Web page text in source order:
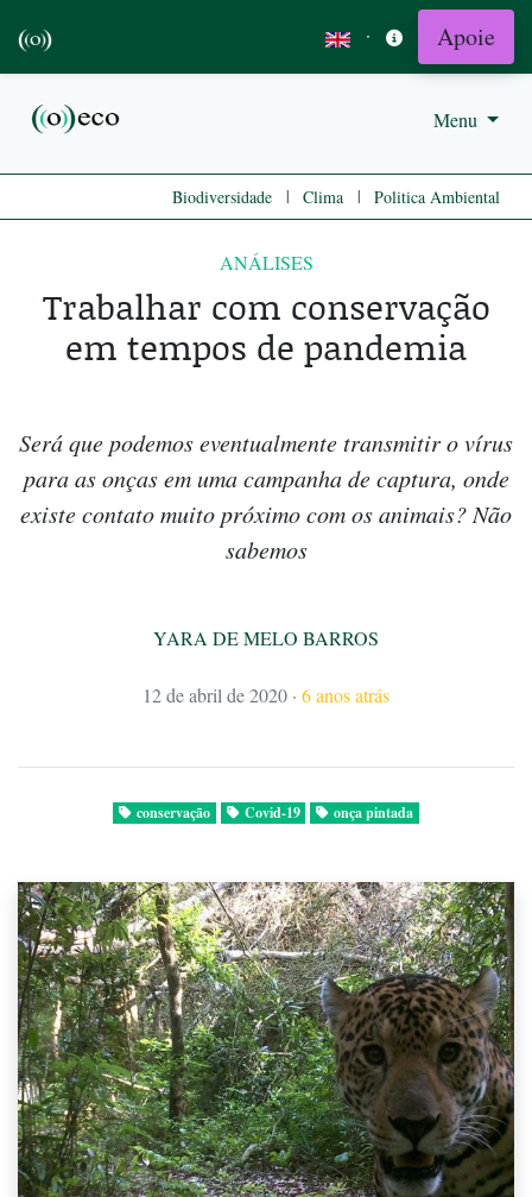
· Apoie
Menu
Biodiversidade | Clima | Politica Ambiental
ANÁLISES
Trabalhar com conservação
em tempos de pandemia
Será que podemos eventualmente transmitir o vírus
para as onças em uma campanha de captura, onde
existe contato muito próximo com os animais? Não
sabemos
YARA DE MELO BARROS
12 de abril de 2020 · 6 anos atrás
conservação Covid-19 onça pintada